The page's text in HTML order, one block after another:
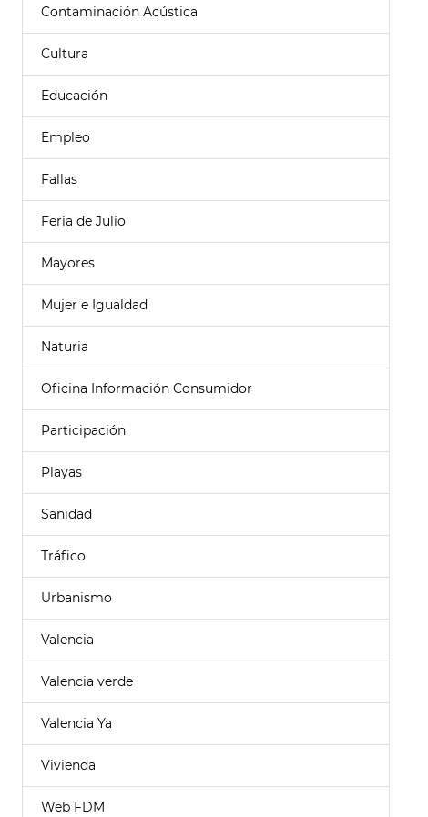
Contaminación Acústica
Cultura
Educación
Empleo
Fallas
Feria de Julio
Mayores
Mujer e Igualdad
Naturia
Oficina Información Consumidor
Participación
Playas
Sanidad
Tráfico
Urbanismo
Valencia
Valencia verde
Valencia Ya
Vivienda
Web FDM